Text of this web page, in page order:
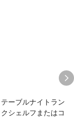
ーブルナイトラン
シェルフまたはコ